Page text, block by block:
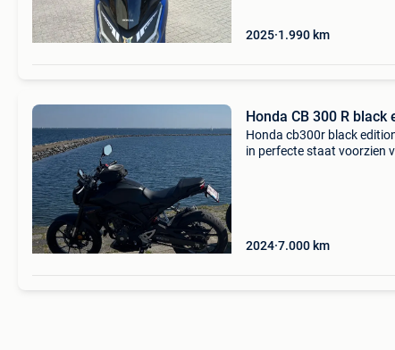
2025 1.990 km
Honda CB 300 R black
Honda cb300r black
in perfecte staat voorzien
2024 7.000 km